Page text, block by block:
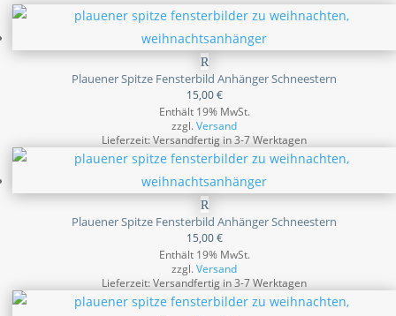
Plauener Spitze Fensterbild Anhänger Schneestern
15,00€
Enthält 19% MwSt.
zzgl.Versand
Lieferzeit: Versandfertig in 3-7 Werktagen
Plauener Spitze Fensterbild Anhänger Schneestern
15,00€
Enthält 19% MwSt.
zzgl.Versand
Lieferzeit: Versandfertig in 3-7 Werktagen